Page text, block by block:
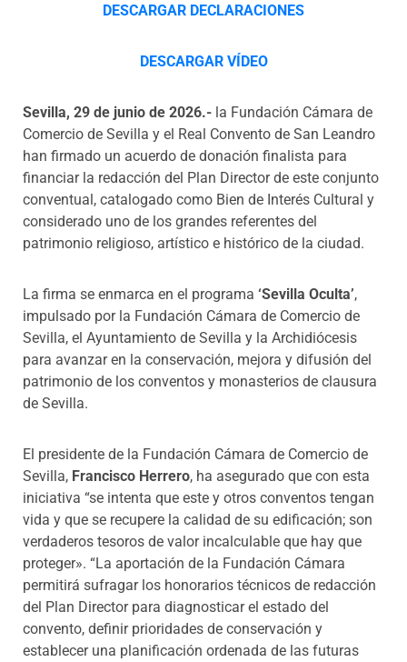
DESCARGAR DECLARACIONES
DESCARGAR VÍDEO
Sevilla, 29 de junio de 2026.- la Fundación Cámara de
Comercio de Sevilla y el Real Convento de San Leandro
han firmado un acuerdo de donación finalista para
financiar la redacción del Plan Director de este conjunto
conventual, catalogado como Bien de Interés Cultural y
considerado uno de los grandes referentes del
patrimonio religioso, artístico e histórico de la ciudad.
La firma se enmarca en el programa ‘Sevilla Oculta’,
impulsado por la Fundación Cámara de Comercio de
Sevilla, el Ayuntamiento de Sevilla y la Archidiócesis
para avanzar en la conservación, mejora y difusión del
patrimonio de los conventos y monasterios de clausura
de Sevilla.
El presidente de la Fundación Cámara de Comercio de
Sevilla, Francisco Herrero, ha asegurado que con esta
iniciativa “se intenta que este y otros conventos tengan
vida y que se recupere la calidad de su edificación; son
verdaderos tesoros de valor incalculable que hay que
proteger». “La aportación de la Fundación Cámara
permitirá sufragar los honorarios técnicos de redacción
del Plan Director para diagnosticar el estado del
convento, definir prioridades de conservación y
establecer una planificación ordenada de las futuras